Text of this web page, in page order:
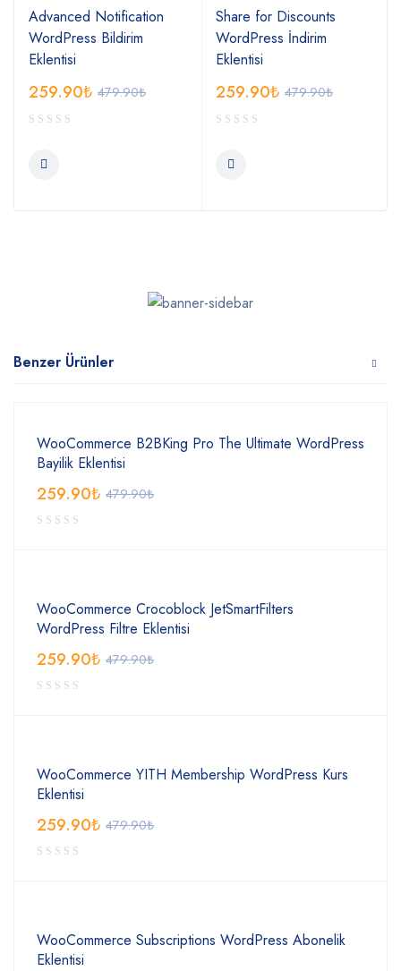
Advanced Notification
WordPress Bildirim
Eklentisi
479.90₺
259.90₺
Share for Discounts
WordPress İndirim
Eklentisi
479.90₺
259.90₺
Benzer Ürünler
WooCommerce B2BKing Pro The Ultimate WordPress
Bayilik Eklentisi
479.90₺
259.90₺
WooCommerce Crocoblock JetSmartFilters
WordPress Filtre Eklentisi
479.90₺
259.90₺
WooCommerce YITH Membership WordPress Kurs
Eklentisi
479.90₺
259.90₺
WooCommerce Subscriptions WordPress Abonelik
Eklentisi